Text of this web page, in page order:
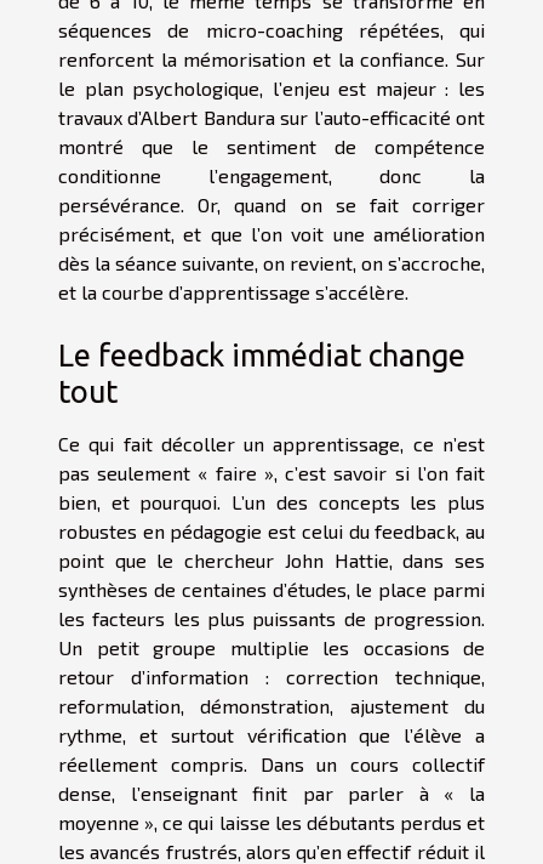
séquences de micro-coaching répétées, qui
renforcent la mémorisation et la confiance. Sur
le plan psychologique, l’enjeu est majeur : les
travaux d’Albert Bandura sur l’auto-efficacité ont
montré que le sentiment de compétence
conditionne l’engagement, donc la
persévérance. Or, quand on se fait corriger
précisément, et que l’on voit une amélioration
dès la séance suivante, on revient, on s’accroche,
et la courbe d’apprentissage s’accélère.
Le feedback immédiat change
tout
Ce qui fait décoller un apprentissage, ce n’est
pas seulement « faire », c’est savoir si l’on fait
bien, et pourquoi. L’un des concepts les plus
robustes en pédagogie est celui du feedback, au
point que le chercheur John Hattie, dans ses
synthèses de centaines d’études, le place parmi
les facteurs les plus puissants de progression.
Un petit groupe multiplie les occasions de
retour d’information : correction technique,
reformulation, démonstration, ajustement du
rythme, et surtout vérification que l’élève a
réellement compris. Dans un cours collectif
dense, l’enseignant finit par parler à « la
moyenne », ce qui laisse les débutants perdus et
les avancés frustrés, alors qu’en effectif réduit il